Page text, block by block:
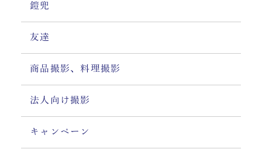
鎧兜
友達
商品撮影、料理撮影
法人向け撮影
キャンペーン